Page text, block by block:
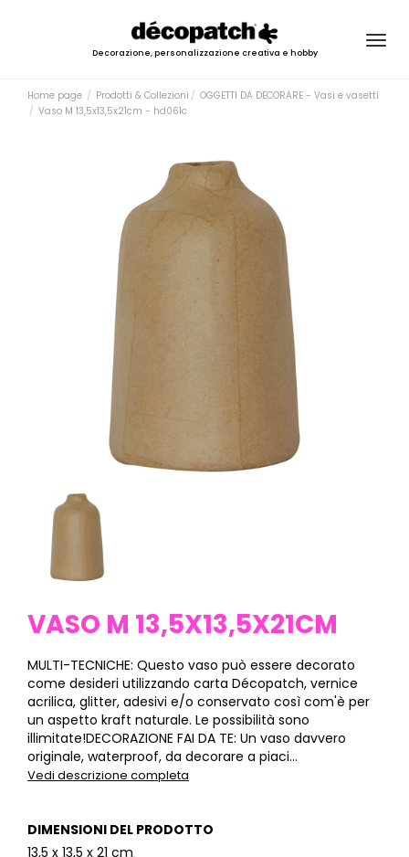
Decorazione, personalizzazione creativa e hobby
Home page Prodotti & Collezioni
OGGETTI DA DECORARE - Vasi e vasetti
Vaso M 13,5x13,5x21cm - hd061c
VASO M 13,5X13,5X21CM
MULTI-TECNICHE: Questo vaso può essere decorato
come desideri utilizzando carta Décopatch, vernice
acrilica, glitter, adesivi e/o conservato così com'è per
un aspetto kraft naturale. Le possibilità sono
illimitate!DECORAZIONE FAI DA TE: Un vaso davvero
originale, waterproof, da decorare a piaci...
Vedi descrizione completa
DIMENSIONI DEL PRODOTTO
13,5 x 13,5 x 21 cm